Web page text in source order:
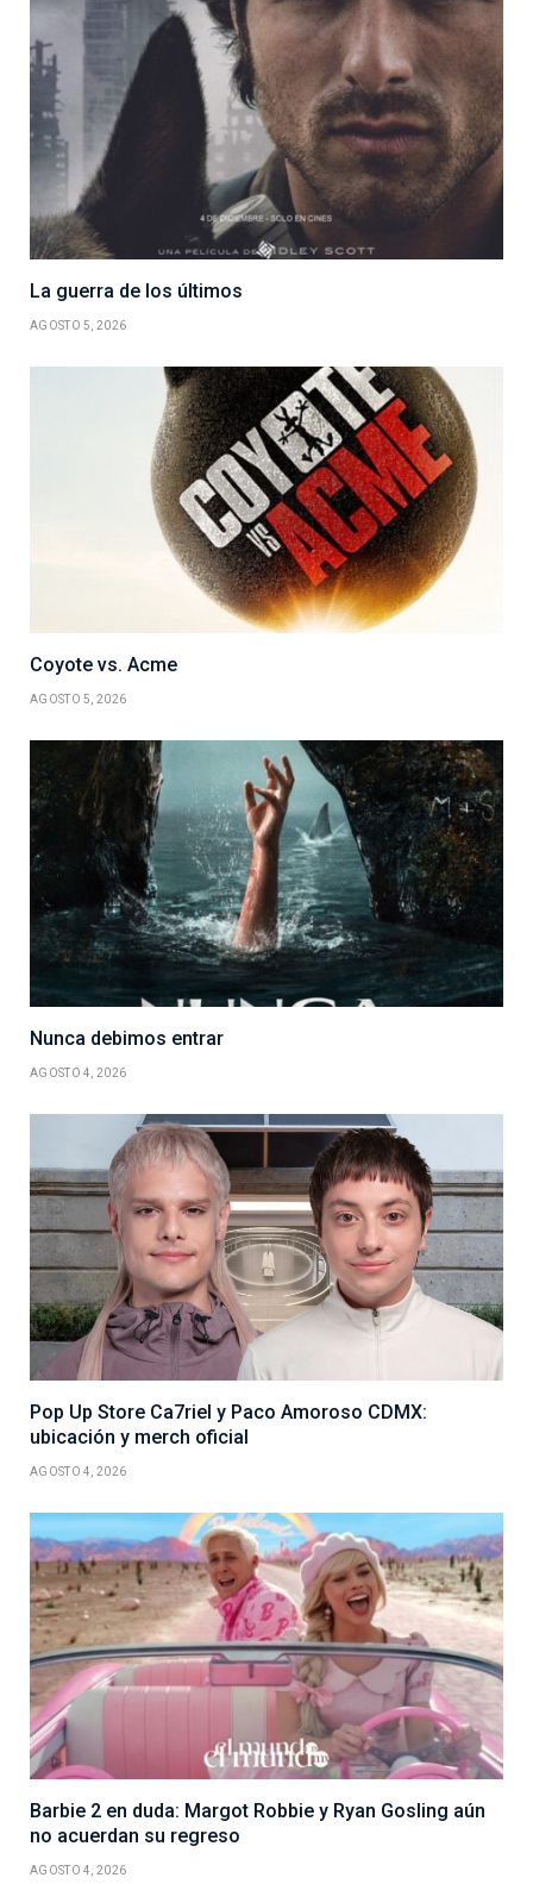
La guerra de los últimos
AGOSTO 5, 2026
Coyote vs. Acme
AGOSTO 5, 2026
Nunca debimos entrar
AGOSTO 4, 2026
Pop Up Store Ca7riel y Paco Amoroso CDMX:
ubicación y merch oficial
AGOSTO 4, 2026
Barbie 2 en duda: Margot Robbie y Ryan Gosling aún
no acuerdan su regreso
AGOSTO 4, 2026